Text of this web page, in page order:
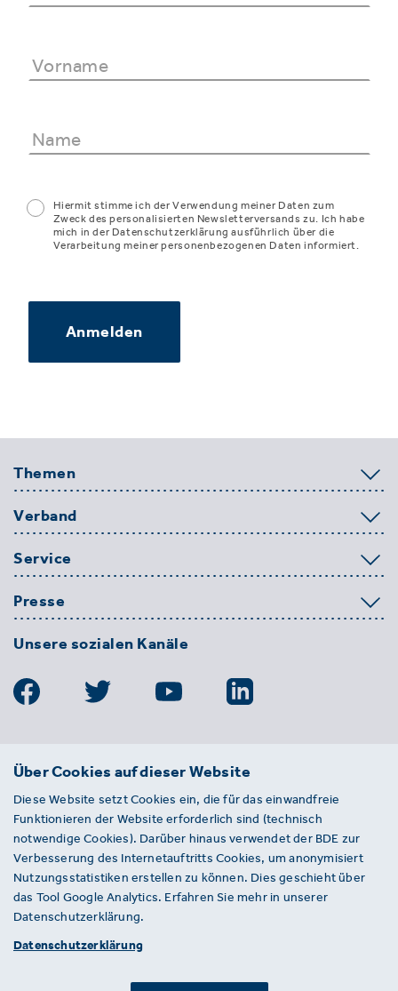
Hiermit stimme ich der Verwendung meiner Daten zum
Zweck des personalisierten Newsletterversands zu. Ich habe
mich in der Datenschutzerklärung ausführlich über die
Verarbeitung meiner personenbezogenen Daten informiert.
Anmelden
Themen
Verband
Service
Presse
Unsere sozialen Kanäle
BDE
Entsorgungs-, Wasser- und
Kreislaufwirtschaft e. V.
Von-der-Heydt-Straße 2
D 10785 Berlin
Sie haben einen Fehler auf unserer Website
gefunden? Ihnen ist ein defekter Link
aufgefallen? Wir freuen uns über Ihren
Über Cookies auf dieser Website
Diese Website setzt Cookies ein, die für das einwandfreie
Funktionieren der Website erforderlich sind (technisch
notwendige Cookies). Darüber hinaus verwendet der BDE zur
Verbesserung des Internetauftritts Cookies, um anonymisiert
Nutzungsstatistiken erstellen zu können. Dies geschieht über
das Tool Google Analytics. Erfahren Sie mehr in unserer
Datenschutzerklärung.
Datenschutzerklärung